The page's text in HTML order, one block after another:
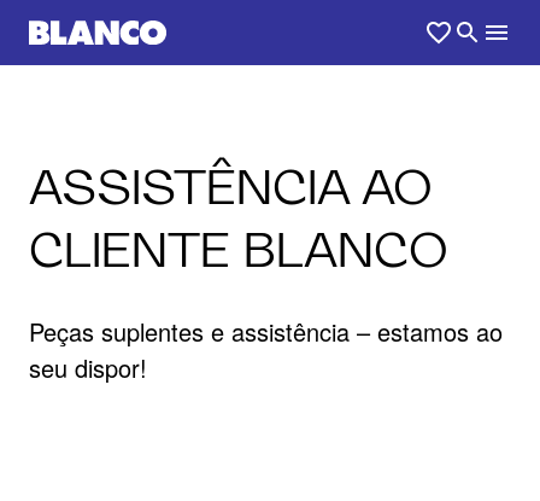
ASSISTÊNCIA AO
CLIENTE BLANCO
Peças suplentes e assistência – estamos ao
seu dispor!